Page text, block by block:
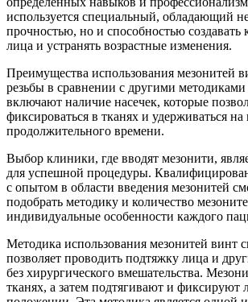
используется специальный, обладающий
прочностью, но и способностью создавать
лица и устранять возрастные изменения.
Преимущества использования мезонитей
резьбы в сравнении с другими методиками
включают наличие насечек, которые
фиксироваться в тканях и удерживаться
продолжительного времени.
Выбор клиники, где вводят мезонити,
для успешной процедуры.
с опытом в области введения мезонитей
подобрать методику и количество
индивидуальные особенности каждого
Методика использования мезонитей винт
позволяет проводить подтяжку лица и
без хирургического вмешательства.
тканях, а затем подтягивают и